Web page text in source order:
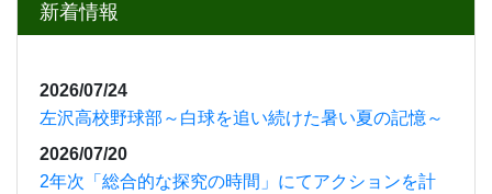
新着情報
2026/07/24
左沢高校野球部～白球を追い続けた暑い夏の記憶～
2026/07/20
2年次「総合的な探究の時間」にてアクションを計